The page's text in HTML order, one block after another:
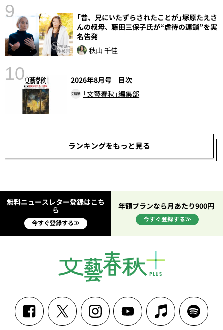
9
「昔、兄にいたずらされたことが」塚原たえさ
んの叔母、藤田三保子氏が“虐待の連鎖”を実
名告発
秋山 千佳
10
2026年8月号 目次
「文藝春秋」編集部
ランキングをもっと見る
無料ニュースレター登録はこち
ら
今すぐ登録する≫
年額プランなら月あたり900円
今すぐ登録する≫